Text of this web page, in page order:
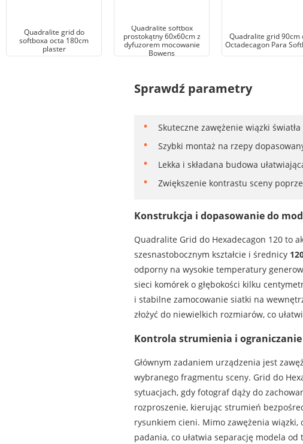
Quadralite grid do
softboxa octa 180cm
plaster
Quadralite softbox
prostokątny 60x60cm z
dyfuzorem mocowanie
Bowens
Quadralite grid 90cm
Octadecagon Para
Sprawdź parametry
Skuteczne zawężenie wiązki
Szybki montaż na rzepy
Lekka i składana budowa
Zwiększenie kontrastu sceny
Konstrukcja i dopasowanie do
Quadralite Grid do Hexadecagon 120 to
szesnastobocznym kształcie i średnicy
odporny na wysokie temperatury
sieci komórek o głębokości kilku
i stabilne zamocowanie siatki na
złożyć do niewielkich rozmiarów, co
Kontrola strumienia i
Głównym zadaniem urządzenia jest
wybranego fragmentu sceny. Grid do
sytuacjach, gdy fotograf dąży do
rozproszenie, kierując strumień
rysunkiem cieni. Mimo zawężenia wiązki,
padania, co ułatwia separację modela od